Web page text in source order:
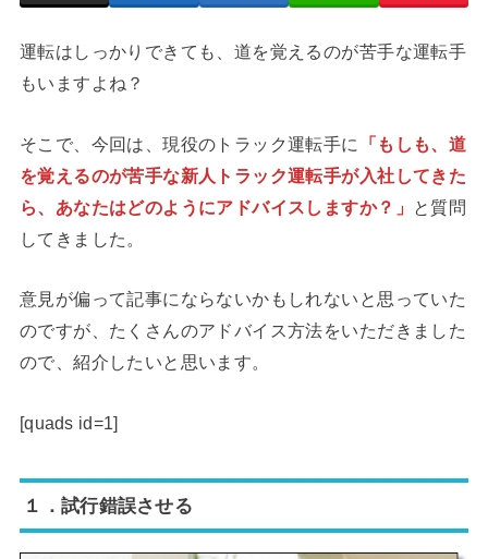
運転はしっかりできても、道を覚えるのが苦手な運転手
もいますよね？
そこで、今回は、現役のトラック運転手に
「もしも、道
を覚えるのが苦手な新人トラック運転手が入社してきた
ら、あなたはどのようにアドバイスしますか？」
と質問
してきました。
意見が偏って記事にならないかもしれないと思っていた
のですが、たくさんのアドバイス方法をいただきました
ので、紹介したいと思います。
[quads id=1]
１．試行錯誤させる